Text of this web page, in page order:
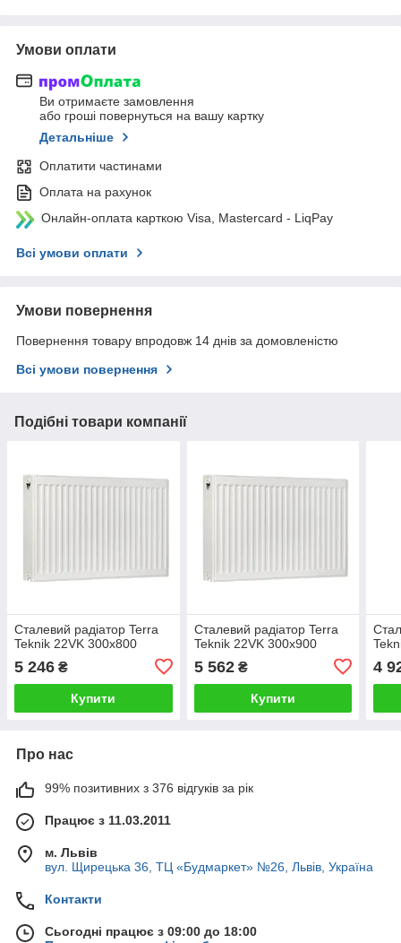
Умови оплати
Ви отримаєте замовлення
або гроші повернуться на вашу картку
Детальніше
Оплатити частинами
Оплата на рахунок
Онлайн-оплата карткою Visa, Mastercard - LiqPay
Всі умови оплати
Умови повернення
Повернення товару впродовж 14 днів за домовленістю
Всі умови повернення
Подібні товари компанії
Сталевий радіатор Terra
Teknik 22VK 300x800
5 246 ₴
Купити
Сталевий радіатор Terra
Teknik 22VK 300x900
5 562₴
Купити
4
Про нас
99% позитивних з 376 відгуків за рік
Працює з 11.03.2011
м. Львів
вул. Щирецька 36, ТЦ «Будмаркет» №26, Львів, Україна
Контакти
Сьогодні працює з 09:00 до 18:00